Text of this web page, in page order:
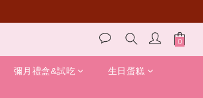
彌月禮盒&試吃 生日蛋糕